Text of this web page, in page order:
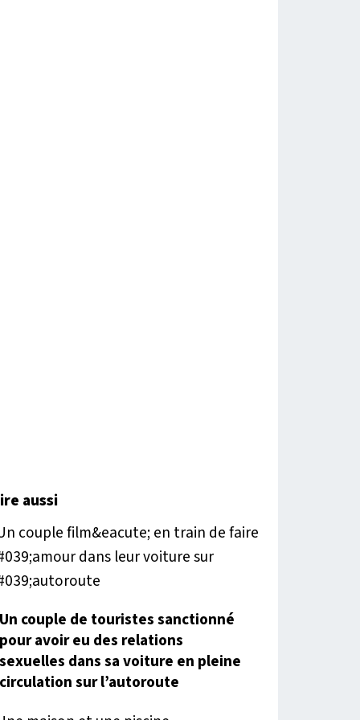
aussi
Un couple de touristes sanctionné
pour avoir eu des relations
sexuelles dans sa voiture en pleine
circulation sur l’autoroute